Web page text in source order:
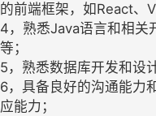
的前端框架，如React、
4，熟悉Java语言和相
等；
5，熟悉数据库开发和设
6，具备良好的沟通能力
应能力；